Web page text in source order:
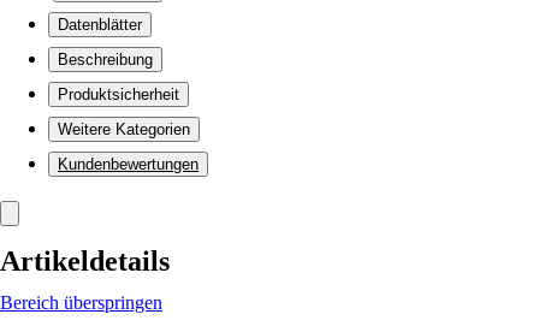
Datenblätter
Beschreibung
Produktsicherheit
Weitere Kategorien
Kundenbewertungen
Artikeldetails
Bereich überspringen